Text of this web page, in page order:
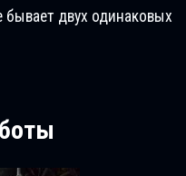
двух одинаковых